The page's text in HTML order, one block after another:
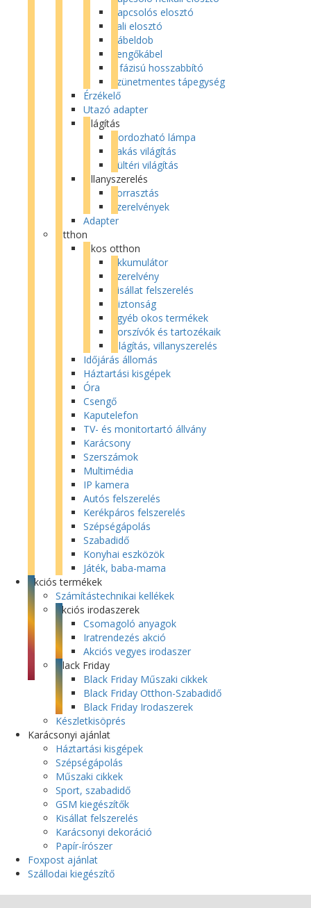
Kapcsolós elosztó
Fali elosztó
Kábeldob
Lengőkábel
3 fázisú hosszabbító
Szünetmentes tápegység
Érzékelő
Utazó adapter
Világítás
Hordozható lámpa
Lakás világítás
Kültéri világítás
Villanyszerelés
Forrasztás
Szerelvények
Adapter
Otthon
Okos otthon
Akkumulátor
Szerelvény
Kisállat felszerelés
Biztonság
Egyéb okos termékek
Porszívók és tartozékaik
Világítás, villanyszerelés
Időjárás állomás
Háztartási kisgépek
Óra
Csengő
Kaputelefon
TV- és monitortartó állvány
Karácsony
Szerszámok
Multimédia
IP kamera
Autós felszerelés
Kerékpáros felszerelés
Szépségápolás
Szabadidő
Konyhai eszközök
Játék, baba-mama
Akciós termékek
Számítástechnikai kellékek
Akciós irodaszerek
Csomagoló anyagok
Iratrendezés akció
Akciós vegyes irodaszer
Black Friday
Black Friday Műszaki cikkek
Black Friday Otthon-Szabadidő
Black Friday Irodaszerek
Készletkisöprés
Karácsonyi ajánlat
Háztartási kisgépek
Szépségápolás
Műszaki cikkek
Sport, szabadidő
GSM kiegészítők
Kisállat felszerelés
Karácsonyi dekoráció
Papír-írószer
Foxpost ajánlat
Szállodai kiegészítő